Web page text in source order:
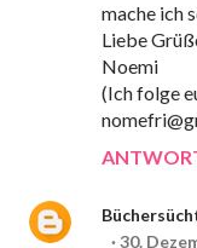
mache ich
Liebe
Noemi
(Ich folge
30.